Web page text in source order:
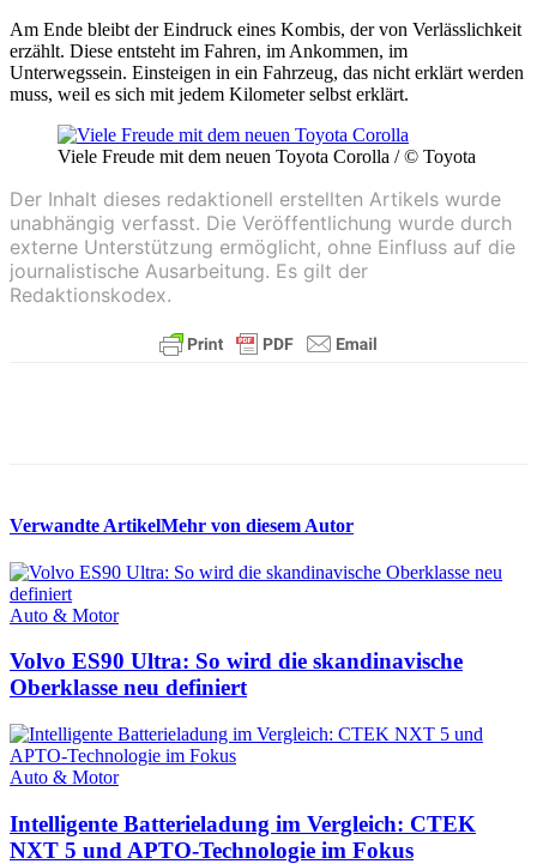
Am Ende bleibt der Eindruck eines Kombis, der von Verlässlichkeit
erzählt. Diese entsteht im Fahren, im Ankommen, im
Unterwegssein. Einsteigen in ein Fahrzeug, das nicht erklärt werden
muss, weil es sich mit jedem Kilometer selbst erklärt.
Viele Freude mit dem neuen Toyota Corolla / © Toyota
Der Inhalt dieses redaktionell erstellten Artikels wurde
unabhängig verfasst. Die Veröffentlichung wurde durch
externe Unterstützung ermöglicht, ohne Einfluss auf die
journalistische Ausarbeitung. Es gilt der
Redaktionskodex.
Verwandte ArtikelMehr von diesem Autor
Auto & Motor
Volvo ES90 Ultra: So wird die skandinavische
Oberklasse neu definiert
Auto & Motor
Intelligente Batterieladung im Vergleich: CTEK
NXT 5 und APTO-Technologie im Fokus